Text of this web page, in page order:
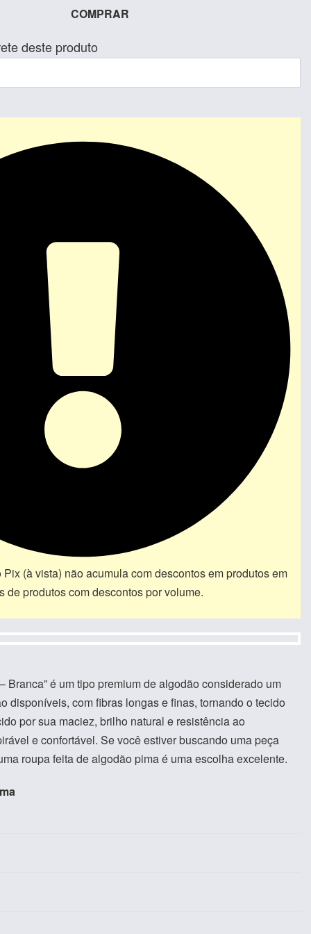
COMPRAR
deste produto
(à vista) não acumula com descontos em produtos em
de produtos com descontos por volume.
Branca” é um tipo premium de algodão considerado um
disponíveis, com fibras longas e finas, tornando o tecido
por sua maciez, brilho natural e resistência ao
e confortável. Se você estiver buscando uma peça
roupa feita de algodão pima é uma escolha excelente.